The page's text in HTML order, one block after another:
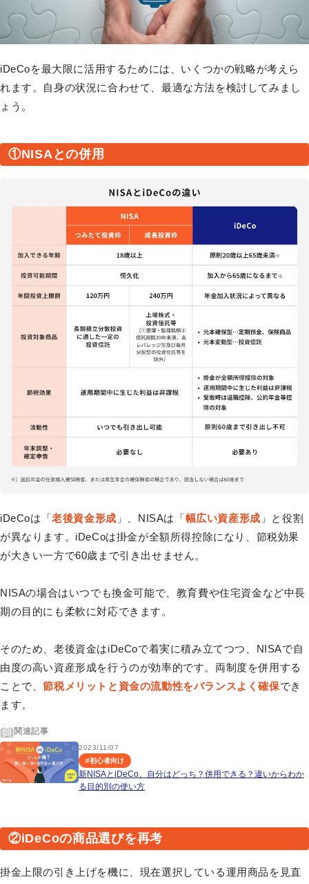
iDeCoを最大限に活用するためには、いくつかの戦略が考えら
れます。自身の状況に合わせて、最適な方法を検討してみまし
ょう。
①NISAとの併用
iDeCoは「老後資金形成 」、NISAは「 幅広い資産形成 」と役割
が異なります。iDeCoは掛金が全額所得控除になり、節税効果
が大きい一方で60歳まで引き出せません。
NISAの場合はいつでも換金可能で、教育費や住宅資金など中長
期の目的にも柔軟に対応できます。
そのため、老後資金はiDeCoで着実に積み立てつつ、NISAで自
由度の高い資産形成を行うのが効率的です。両制度を併用する
ことで、節税メリットと資金の流動性をバランスよく確保でき
ます。
関連記事
2023/11/07
#初心者向け
新NISAとiDeCo、自分はどっち？併用できる？違いからわか
る目的別の使い方
②iDeCoの商品選びを再考
掛金上限の引き上げを機に、現在選択している運用商品を見直